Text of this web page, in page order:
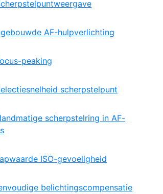
AF-hulpverlichting
peaking
scherpstelpunt
scherpstelring in AF-
ISO-gevoeligheid
belichtingscompensatie